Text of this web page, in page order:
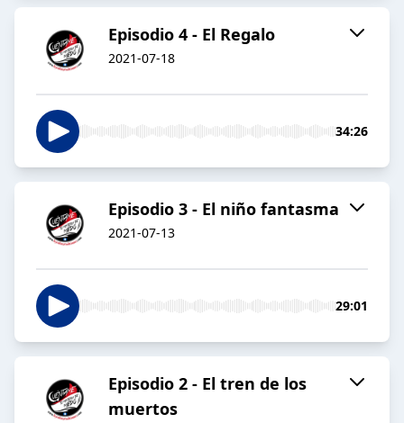
Episodio 4 - El Regalo
2021-07-18
34:26
Episodio 3 - El niño fantasma
2021-07-13
29:01
Episodio 2 - El tren de los
muertos